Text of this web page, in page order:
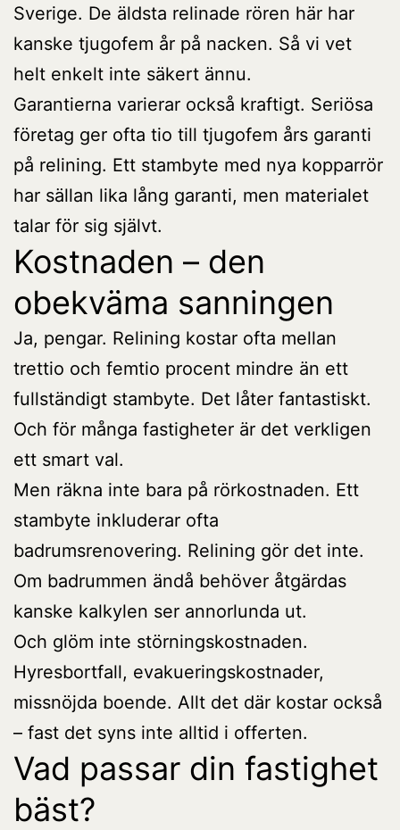
Sverige. De äldsta relinade rören här har
kanske tjugofem år på nacken. Så vi vet
helt enkelt inte säkert ännu.
Garantierna varierar också kraftigt. Seriösa
företag ger ofta tio till tjugofem års garanti
på relining. Ett stambyte med nya kopparrör
har sällan lika lång garanti, men materialet
talar för sig självt.
Kostnaden – den
obekväma sanningen
Ja, pengar. Relining kostar ofta mellan
trettio och femtio procent mindre än ett
fullständigt stambyte. Det låter fantastiskt.
Och för många fastigheter är det verkligen
ett smart val.
Men räkna inte bara på rörkostnaden. Ett
stambyte inkluderar ofta
badrumsrenovering. Relining gör det inte.
Om badrummen ändå behöver åtgärdas
kanske kalkylen ser annorlunda ut.
Och glöm inte störningskostnaden.
Hyresbortfall, evakueringskostnader,
missnöjda boende. Allt det där kostar också
– fast det syns inte alltid i offerten.
Vad passar din fastighet
bäst?